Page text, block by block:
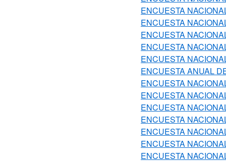
ENCUESTA
ENCUESTA
ENCUESTA
ENCUESTA
ENCUESTA
ENCUESTA ANUAL
ENCUESTA
ENCUESTA
ENCUESTA
ENCUESTA
ENCUESTA
ENCUESTA
ENCUESTA